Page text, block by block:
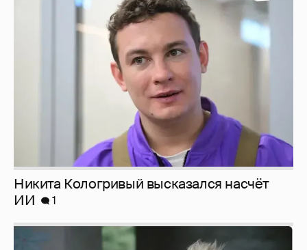
Никита Кологривый высказался насчёт
ИИ
1